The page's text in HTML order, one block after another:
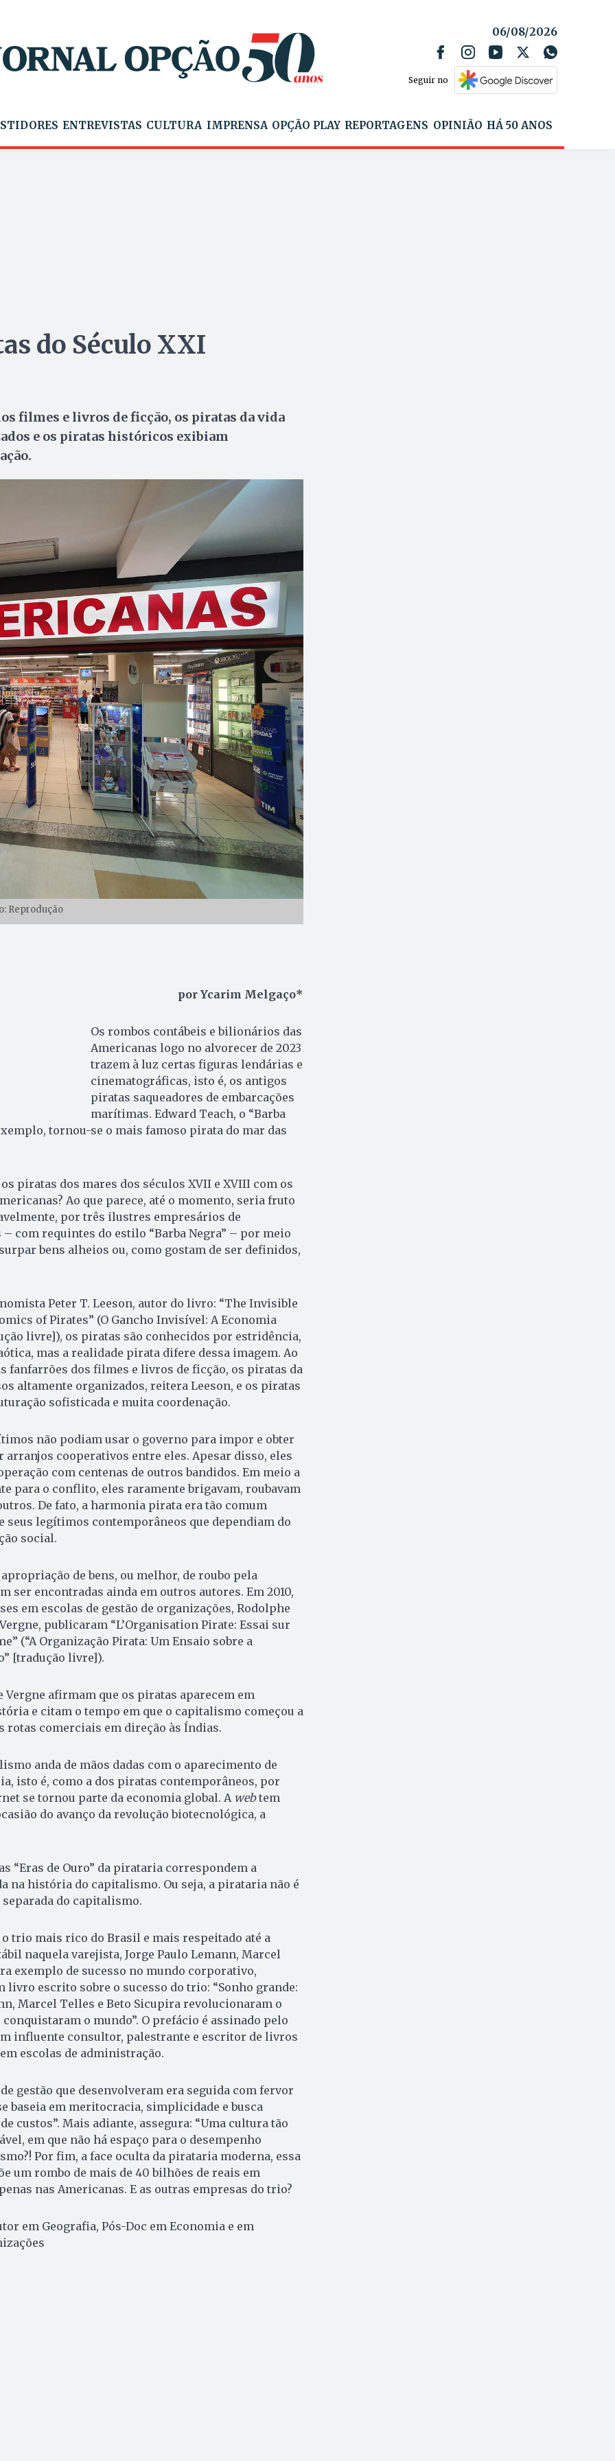
06/08/2026
Seguir no
ENTREVISTAS CULTURA IMPRENSA OPÇÃO PLAY REPORTAGENS OPINIÃO HÁ 50 ANOS
do Século XXI
filmes e livros de ficção, os piratas da vida
e os piratas históricos exibiam
Reprodução
por Ycarim Melgaço*
Os rombos contábeis e bilionários das
Americanas logo no alvorecer de 2023
trazem à luz certas figuras lendárias e
cinematográficas, isto é, os antigos
piratas saqueadores de embarcações
marítimas. Edward Teach, o “Barba
tornou-se o mais famoso pirata do mar das
piratas dos mares dos séculos XVII e XVIII com os
Ao que parece, até o momento, seria fruto
por três ilustres empresários de
com requintes do estilo “Barba Negra” – por meio
bens alheios ou, como gostam de ser definidos,
Peter T. Leeson, autor do livro: “The Invisible
of Pirates” (O Gancho Invisível: A Economia
livre]), os piratas são conhecidos por estridência,
mas a realidade pirata difere dessa imagem. Ao
fanfarrões dos filmes e livros de ficção, os piratas da
altamente organizados, reitera Leeson, e os piratas
sofisticada e muita coordenação.
não podiam usar o governo para impor e obter
arranjos cooperativos entre eles. Apesar disso, eles
com centenas de outros bandidos. Em meio a
para o conflito, eles raramente brigavam, roubavam
De fato, a harmonia pirata era tão comum
seus legítimos contemporâneos que dependiam do
social.
de bens, ou melhor, de roubo pela
ser encontradas ainda em outros autores. Em 2010,
em escolas de gestão de organizações, Rodolphe
publicaram “L’Organisation Pirate: Essai sur
(“A Organização Pirata: Um Ensaio sobre a
[tradução livre]).
afirmam que os piratas aparecem em
e citam o tempo em que o capitalismo começou a
rotas comerciais em direção às Índias.
anda de mãos dadas com o aparecimento de
isto é, como a dos piratas contemporâneos, por
se tornou parte da economia global. A webtem
do avanço da revolução biotecnológica, a
“Eras de Ouro” da pirataria correspondem a
na história do capitalismo. Ou seja, a pirataria não é
do capitalismo.
trio mais rico do Brasil e mais respeitado até a
naquela varejista, Jorge Paulo Lemann, Marcel
exemplo de sucesso no mundo corporativo,
livro escrito sobre o sucesso do trio: “Sonho grande:
Marcel Telles e Beto Sicupira revolucionaram o
o mundo”. O prefácio é assinado pelo
influente consultor, palestrante e escritor de livros
escolas de administração.
gestão que desenvolveram era seguida com fervor
baseia em meritocracia, simplicidade e busca
custos”. Mais adiante, assegura: “Uma cultura tão
em que não há espaço para o desempenho
Por fim, a face oculta da pirataria moderna, essa
um rombo de mais de 40 bilhões de reais em
nas Americanas. E as outras empresas do trio?
em Geografia, Pós-Doc em Economia e em